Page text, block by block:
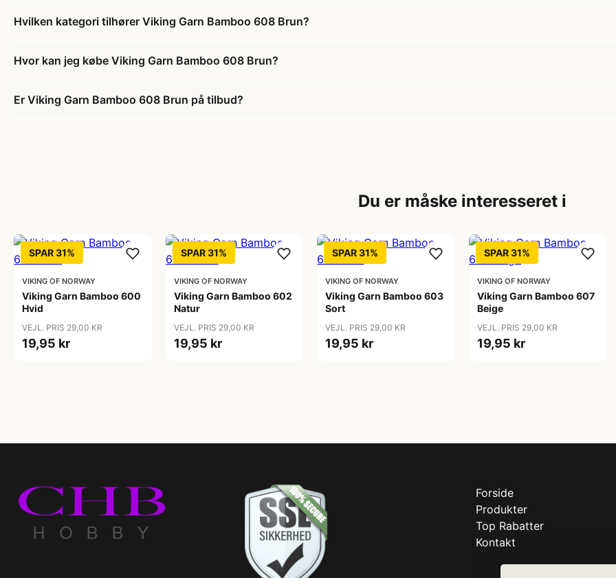
Hvilken kategori tilhører Viking Garn Bamboo 608 Brun?
Hvor kan jeg købe Viking Garn Bamboo 608 Brun?
Er Viking Garn Bamboo 608 Brun på tilbud?
Du er måske interesseret i
SPAR 31%
VIKING OF NORWAY
Viking Garn Bamboo 600
Hvid
VEJL. PRIS 29,00 KR
19,95 kr
SPAR 31%
VIKING OF NORWAY
Viking Garn Bamboo 602
Natur
VEJL. PRIS 29,00 KR
19,95 kr
SPAR 31%
VIKING OF NORWAY
Viking Garn Bamboo 603
Sort
VEJL. PRIS 29,00 KR
19,95 kr
SPAR 31%
VIKING OF NORWAY
Viking Garn Bamboo 607
Beige
VEJL. PRIS 29,00 KR
19,95 kr
Forside
Produkter
Top Rabatter
Kontakt